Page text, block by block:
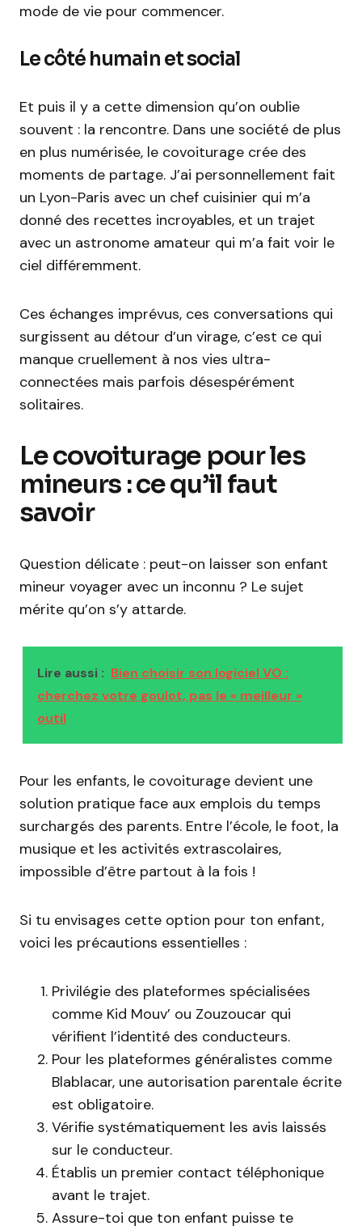
mode de vie pour commencer.
Le côté humain et social
Et puis il y a cette dimension qu’on oublie
souvent : la rencontre. Dans une société de plus
en plus numérisée, le covoiturage crée des
moments de partage. J’ai personnellement fait
un Lyon-Paris avec un chef cuisinier qui m’a
donné des recettes incroyables, et un trajet
avec un astronome amateur qui m’a fait voir le
ciel différemment.
Ces échanges imprévus, ces conversations qui
surgissent au détour d’un virage, c’est ce qui
manque cruellement à nos vies ultra-
connectées mais parfois désespérément
solitaires.
Le covoiturage pour les
mineurs : ce qu’il faut
savoir
Question délicate : peut-on laisser son enfant
mineur voyager avec un inconnu ? Le sujet
mérite qu’on s’y attarde.
Lire aussi : Bien choisir son logiciel VO :
cherchez votre goulot, pas le « meilleur »
outil
Pour les enfants, le covoiturage devient une
solution pratique face aux emplois du temps
surchargés des parents. Entre l’école, le foot, la
musique et les activités extrascolaires,
impossible d’être partout à la fois !
Si tu envisages cette option pour ton enfant,
voici les précautions essentielles :
Privilégie des plateformes spécialisées
comme Kid Mouv’ ou Zouzoucar qui
vérifient l’identité des conducteurs.
Pour les plateformes généralistes comme
Blablacar, une autorisation parentale écrite
est obligatoire.
Vérifie systématiquement les avis laissés
sur le conducteur.
Établis un premier contact téléphonique
avant le trajet.
Assure-toi que ton enfant puisse te